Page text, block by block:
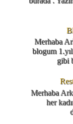
Merhaba
blogum
gibi
Merhaba
her